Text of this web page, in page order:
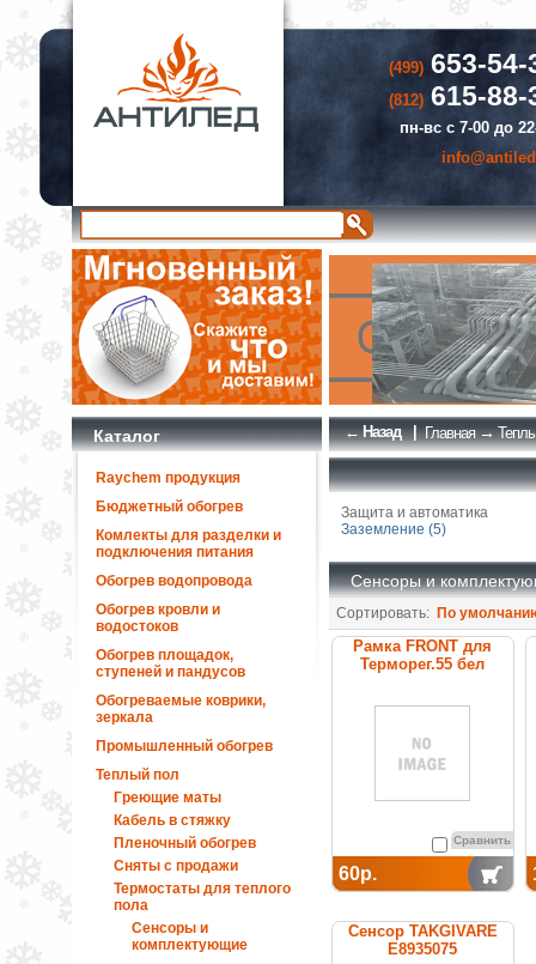
(499)653-54-
(812)615-88-
пн-вс с 7-00 до
Каталог
Raychem продукция
Бюджетный обогрев
Комлекты для разделки и
подключения питания
Обогрев водопровода
Обогрев кровли и
водостоков
Обогрев площадок,
ступеней и пандусов
Обогреваемые коврики,
зеркала
Промышленный обогрев
Теплый пол
Греющие маты
Кабель в стяжку
Пленочный обогрев
Сняты с продажи
Термостаты для теплого
пола
Сенсоры и
комплектующие
← Назад | Главная→
Защита и автоматика
Заземление (5)
Сенсоры и
Сортировать: По
Рамка FRONT для
Терморег.55 бел
Сравнить
60р.
Сенсор TAKGIVARE
E8935075